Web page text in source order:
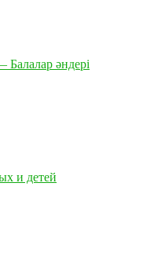
Балалар әндері
и детей